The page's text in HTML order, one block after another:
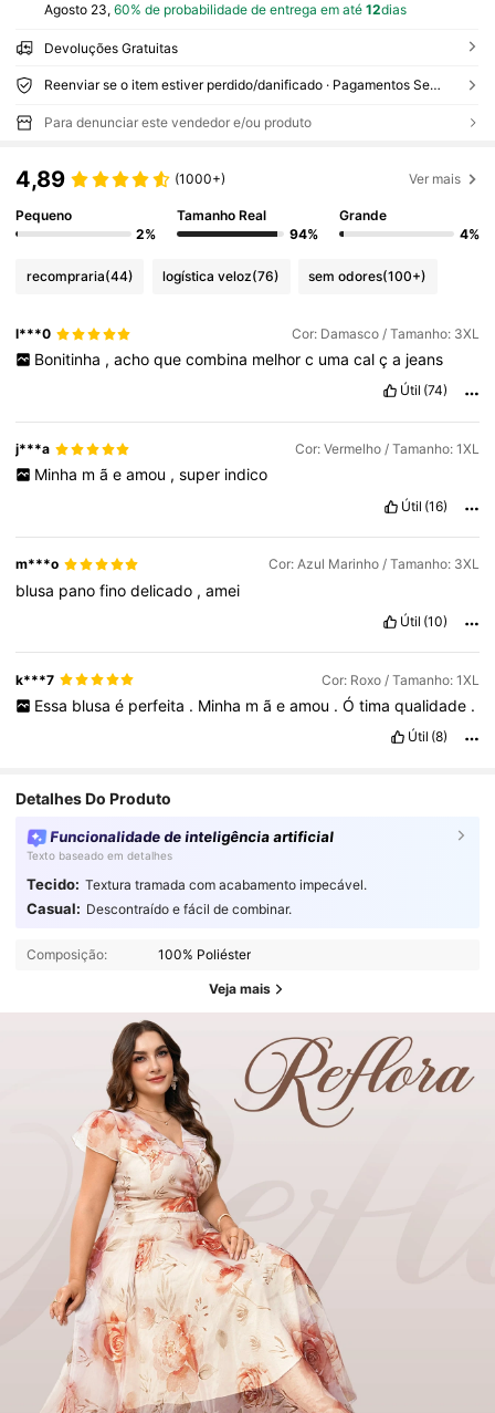
Agosto 23, 60% de probabilidade de entrega em até 12dias
Devoluções Gratuitas
Reenviar se o item estiver perdido/danificado · Pagamentos Seguros · Proteção de privacidade
Para denunciar este vendedor e/ou produto
4,89 (1000+) Ver mais
Pequeno
2%
Tamanho Real
94%
Grande
4%
recompraria(44) logística veloz(76) sem odores(100+)
l***0 Cor: Damasco / Tamanho: 3XL
Bonitinha , acho que combina melhor c uma cal ç a jeans
Útil (74)
j***a Cor: Vermelho / Tamanho: 1XL
Minha m ã e amou , super indico
Útil (16)
m***o Cor: Azul Marinho / Tamanho: 3XL
blusa panofinodelicado ,amei
Útil (10)
k***7 Cor: Roxo / Tamanho: 1XL
Essa blusa é perfeita . Minha m ã e amou . Ó tima qualidade .
Útil (8)
Detalhes Do Produto
Funcionalidade de inteligência artificial
Texto baseado em detalhes
Tecido: Textura tramada com acabamento impecável.
Casual: Descontraído e fácil de combinar.
Composição: 100% Poliéster
Veja mais